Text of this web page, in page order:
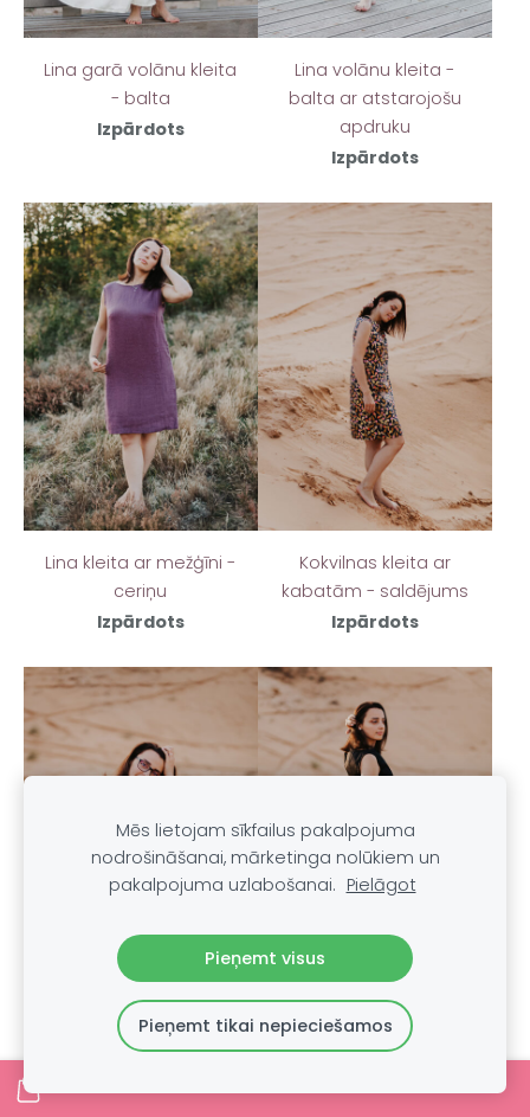
Lina garā volānu kleita
- balta
Izpārdots
Lina volānu kleita -
balta ar atstarojošu
apdruku
Izpārdots
Lina kleita ar mežģīni -
ceriņu
Izpārdots
Kokvilnas kleita ar
kabatām - saldējums
Izpārdots
Kokvielnas kleita ar
tekstūru un kabatām -
Kokvilnas kleita ar
kabatām - melna
Mēs lietojam sīkfailus pakalpojuma
nodrošināšanai, mārketinga nolūkiem un
pakalpojuma uzlabošanai. Pielāgot
Pieņemt visus
Pieņemt tikai nepieciešamos